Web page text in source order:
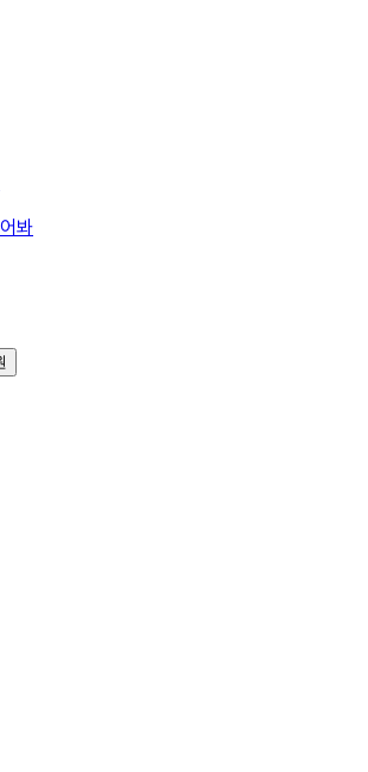
봐